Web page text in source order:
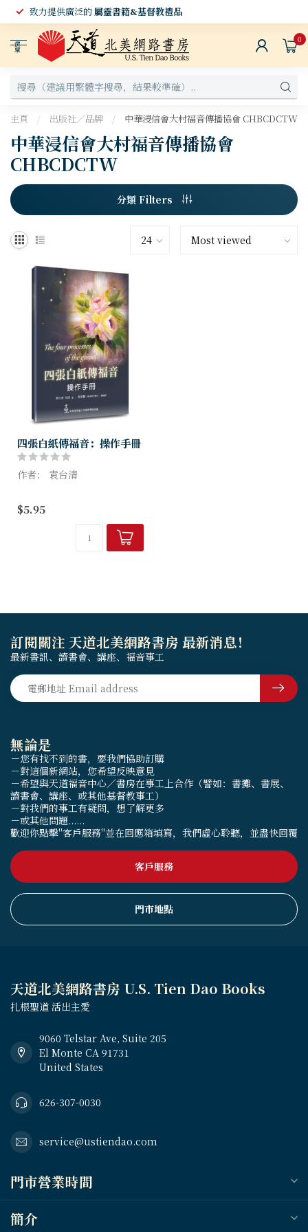
致力提供廣泛的屬靈書籍&基督教禮品
選
單
0
主頁 / 出版社／品牌 / 中華浸信會大村福音傳播協會 CHBCDCTW
中華浸信會大村福音傳播協會
CHBCDCTW
分類 Filters
四張白紙傳福音：操作手冊
作者： 袁台清
程，又有趣味性的使用四張白
紙，透過四個向度表達出傳福
音的四個重要元素，顯示福音
的豐富與奇妙。
$5.95
無論是
－您有找不到的書，要我們協助訂購
－對這個新網站，您希望反映意見
－希望與天道福音中心／書房在事工上合作（譬如：書攤、書展、
讀書會、講座、或其他基督教事工）
－對我們的事工有疑問，想了解更多
－或其他問題......
歡迎你點擊"客戶服務"並在回應箱填寫，我們虛心聆聽，並盡快回覆
客戶服務
門市地點
訂閱關注 天道北美網路書房 最新消息！
最新書訊、讀書會、講座、福音事工
天道北美網路書房 U.S. Tien Dao Books
扎根聖道 活出主愛
9060 Telstar Ave, Suite 205
El Monte CA 91731
United States
626-307-0030
service@ustiendao.com
門市營業時間
簡介